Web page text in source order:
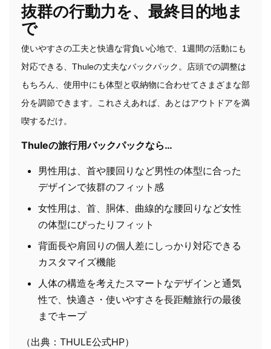
抜群の行動力を、最終目的地ま
で
使いやすさの工夫と快適な背負い心地で、1週間の活動にも
対応できる、Thuleの丈夫なバックパック。店頭での調整は
もちろん、使用中にも体型と収納物に合わせてさまざまな部
分を調節できます。これさえあれば、あとはアウトドアを満
喫するだけ。
Thuleの旅行用バックパックなら…
男性用は、首や腰回りなど男性の体型に合った
デザインで抜群のフィット感
女性用は、首、胴体、曲線的な腰回りなど女性
の体型にぴったりフィット
背面長や肩回りの個人差にしっかり対応できる
カスタマイズ機能
人体の構造を考えたスマートなデザインと通気
性で、快適さ・使いやすさを長距離旅行の最後
までキープ
（出典：THULE公式HP）